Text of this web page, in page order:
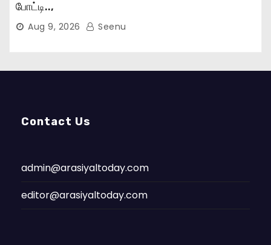
போட்டி..,
Aug 9, 2026 Seenu
Contact Us
admin@arasiyaltoday.com
editor@arasiyaltoday.com